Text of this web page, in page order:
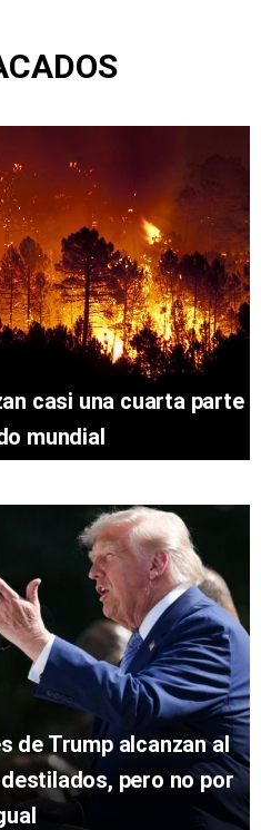
casi una cuarta parte
mundial
de Trump alcanzan al
pero no por